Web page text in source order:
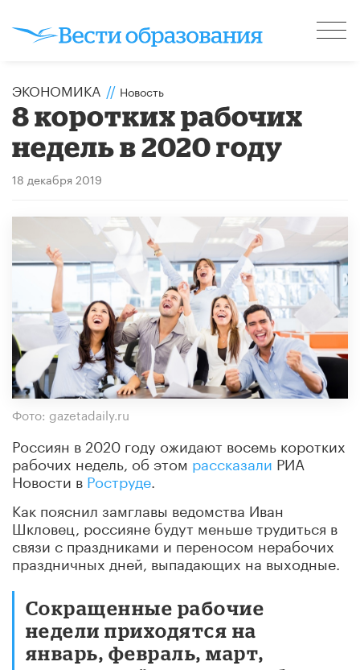
ЭКОНОМИКА // Новость
8 коротких рабочих
недель в 2020 году
18 декабря 2019
Фото: gazetadaily.ru
Россиян в 2020 году ожидают восемь коротких
рабочих недель, об этомрассказали РИА
Новости в Роструде
Как пояснил замглавы ведомства Иван
Шкловец, россияне будут меньше трудиться в
связи с праздниками и переносом нерабочих
праздничных дней, выпадающих на выходные.
Сокращенные рабочие
недели приходятся на
январь, февраль, март,